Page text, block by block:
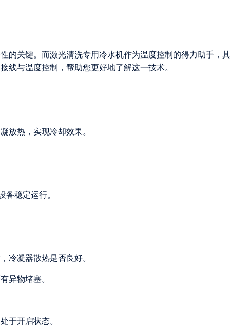
的关键。而激光清洗专用冷水机作为温度控制的得力助手，其
线与温度控制，帮助您更好地了解这一技术。
放热，实现冷却效果。
稳定运行。
冷凝器散热是否良好。
异物堵塞。
于开启状态。